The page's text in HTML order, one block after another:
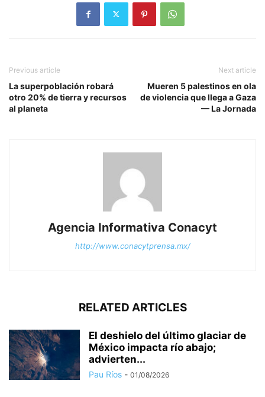
Previous article
La superpoblación robará
otro 20% de tierra y recursos
al planeta
Next article
Mueren 5 palestinos en ola
de violencia que llega a Gaza
— La Jornada
Agencia Informativa Conacyt
http://www.conacytprensa.mx/
RELATED ARTICLES
El deshielo del último glaciar de
México impacta río abajo;
advierten...
Pau Ríos - 01/08/2026